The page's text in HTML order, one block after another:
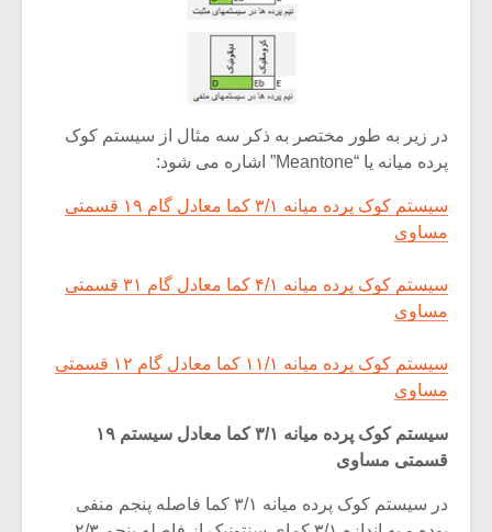
در زیر به طور مختصر به ذکر سه مثال از سیستم کوک
پرده میانه یا “Meantone” اشاره می شود:
سیستم کوک پرده میانه ۳/۱ کما معادل گام ۱۹ قسمتی
مساوی
سیستم کوک پرده میانه ۴/۱ کما معادل گام ۳۱ قسمتی
مساوی
سیستم کوک پرده میانه ۱۱/۱ کما معادل گام ۱۲ قسمتی
مساوی
سیستم کوک پرده میانه ۳/۱ کما معادل سیستم ۱۹
قسمتی مساوی
در سیستم کوک پرده میانه ۳/۱ کما فاصله پنجم منفی